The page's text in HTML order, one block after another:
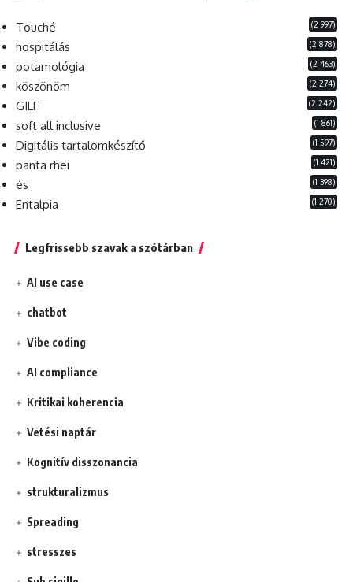
Touché (2 997)
hospitálás (2 878)
potamológia (2 463)
köszönöm (2 274)
GILF (2 242)
soft all inclusive (1 861)
Digitális tartalomkészítő (1 597)
panta rhei (1 421)
és (1 398)
Entalpia (1 270)
Legfrissebb szavak a szótárban
AI use case
chatbot
Vibe coding
AI compliance
Kritikai koherencia
Vetési naptár
Kognitív disszonancia
strukturalizmus
Spreading
stresszes